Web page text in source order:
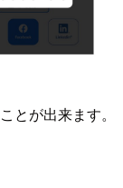
とが出来ます。